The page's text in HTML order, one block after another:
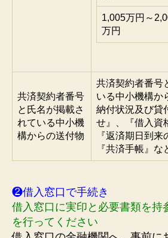
1,005万円～
万円
共済契約者番号
と氏名が掲載さ
れている中小機
構からの送付物
共済契約者番号
いる中小機構
納付状況及び貸
せ』、『借入資
『返済期日到
『共済手帳』な
❷借入窓口で手続き
借入窓口に実印と必要書類を持
を行ってください